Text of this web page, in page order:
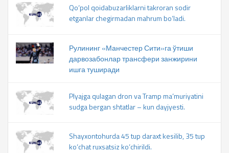
Qo‘pol qoidabuzarliklarni takroran sodir
etganlar chegirmadan mahrum bo‘ladi.
Рулининг «Манчестер Сити»га ўтиши
дарвозабонлар трансфери занжирини
ишга туширади
Plyajga qulagan dron va Tramp ma’muriyatini
sudga bergan shtatlar – kun dayjyesti.
Shayxontohurda 45 tup daraxt kesilib, 35 tup
ko‘chat ruxsatsiz ko‘chirildi.